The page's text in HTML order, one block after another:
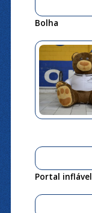
Bolha
Portal inflável